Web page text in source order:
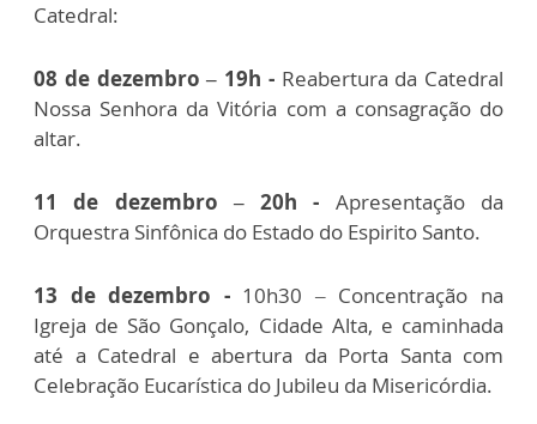
Catedral:
08 de dezembro – 19h - Reabertura da Catedral
Nossa Senhora da Vitória com a consagração do
altar.
11 de dezembro – 20h - Apresentação da
Orquestra Sinfônica do Estado do Espirito Santo.
13 de dezembro - 10h30 – Concentração na
Igreja de São Gonçalo, Cidade Alta, e caminhada
até a Catedral e abertura da Porta Santa com
Celebração Eucarística do Jubileu da Misericórdia.